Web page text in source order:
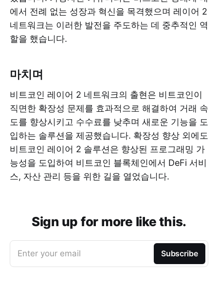
에서 전례 없는 성장과 혁신을 목격했으며 레이어 2
네트워크는 이러한 발전을 주도하는 데 중추적인 역
할을 했습니다.
마치며
비트코인 레이어 2 네트워크의 출현은 비트코인이
직면한 확장성 문제를 효과적으로 해결하여 거래 속
도를 향상시키고 수수료를 낮추며 새로운 기능을 도
입하는 솔루션을 제공했습니다. 확장성 향상 외에도
비트코인 ​​레이어 2 솔루션은 향상된 프로그래밍 가
능성을 도입하여 비트코인 ​​블록체인에서 DeFi 서비
스, 자산 관리 등을 위한 길을 열었습니다.
Sign up for more like this.
Enter your email Subscribe